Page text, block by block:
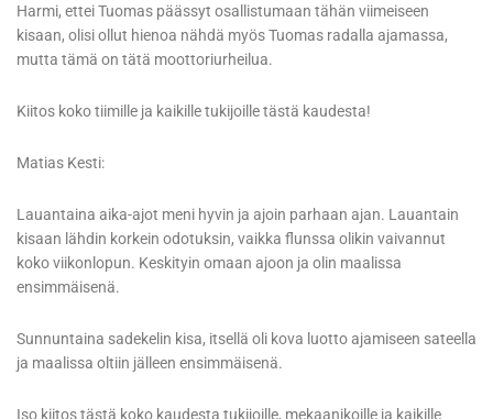
Harmi, ettei Tuomas päässyt osallistumaan tähän viimeiseen
kisaan, olisi ollut hienoa nähdä myös Tuomas radalla ajamassa,
mutta tämä on tätä moottoriurheilua.
Kiitos koko tiimille ja kaikille tukijoille tästä kaudesta!
Matias Kesti:
Lauantaina aika-ajot meni hyvin ja ajoin parhaan ajan. Lauantain
kisaan lähdin korkein odotuksin, vaikka flunssa olikin vaivannut
koko viikonlopun. Keskityin omaan ajoon ja olin maalissa
ensimmäisenä.
Sunnuntaina sadekelin kisa, itsellä oli kova luotto ajamiseen sateella
ja maalissa oltiin jälleen ensimmäisenä.
Iso kiitos tästä koko kaudesta tukijoille, mekaanikoille ja kaikille